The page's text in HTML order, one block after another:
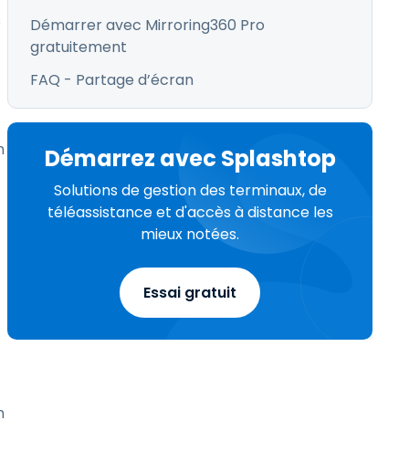
secteurs
Démarrer avec Mirroring360 Pro
gratuitement
FAQ - Partage d’écran
Démarrez avec Splashtop
Solutions de gestion des terminaux, de
téléassistance et d'accès à distance les
mieux notées.
Essai gratuit